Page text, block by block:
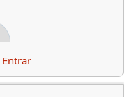
Entrar